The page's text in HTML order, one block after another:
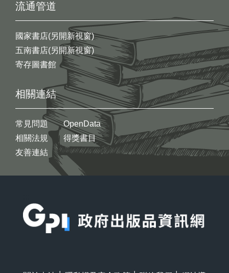
流通管道
國家書店(另開新視窗)
五南書店(另開新視窗)
寄存圖書館
相關連結
常見問題
相關法規
友善連結
OpenData
得獎書目